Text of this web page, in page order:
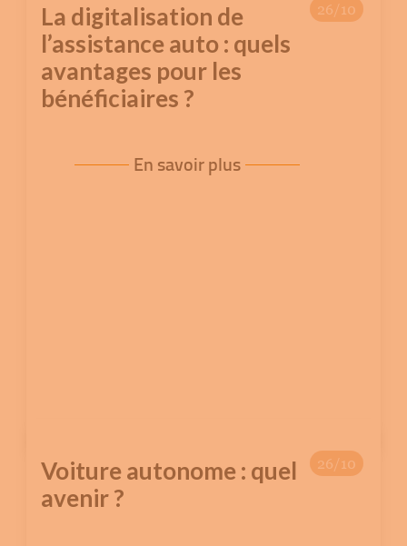
26/10
La digitalisation de
l’assistance auto : quels
avantages pour les
bénéficiaires ?
En savoir plus
26/10
Voiture autonome : quel
avenir ?